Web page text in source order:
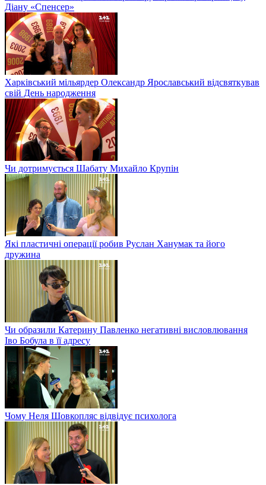
Діану «Спенсер»
Харківський мільярдер Олександр Ярославський відсвяткував
свій День народження
Чи дотримується Шабату Михайло Крупін
Які пластичні операції робив Руслан Ханумак та його
дружина
Чи образили Катерину Павленко негативні висловлювання
Іво Бобула в її адресу
Чому Неля Шовкопляс відвідує психолога